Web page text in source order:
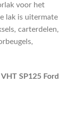
voor het
lak is uitermate
carterdelen,
SP125 Ford